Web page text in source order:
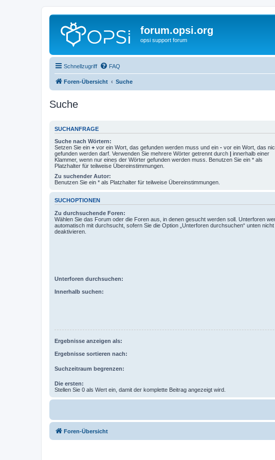
forum.opsi.org
opsi support forum
Schnellzugriff FAQ
Foren-Übersicht Suche
Suche
SUCHANFRAGE
Suche nach Wörtern:
Setzen Sie ein + vor ein Wort, das gefunden werden muss und ein - vor ein Wort, das
gefunden werden darf. Verwenden Sie mehrere Wörter getrennt durch | innerhalb einer
Klammer, wenn nur eines der Wörter gefunden werden muss. Benutzen Sie ein * als
Platzhalter für teilweise Übereinstimmungen.
Zu suchender Autor:
Benutzen Sie ein * als Platzhalter für teilweise Übereinstimmungen.
SUCHOPTIONEN
Zu durchsuchende Foren:
Wählen Sie das Forum oder die Foren aus, in denen gesucht werden soll. Unterforen
automatisch mit durchsucht, sofern Sie die Option „Unterforen durchsuchen“ unten nicht
deaktivieren.
Unterforen durchsuchen:
Innerhalb suchen:
Ergebnisse anzeigen als:
Ergebnisse sortieren nach:
Suchzeitraum begrenzen:
Die ersten:
Stellen Sie 0 als Wert ein, damit der komplette Beitrag angezeigt wird.
Foren-Übersicht